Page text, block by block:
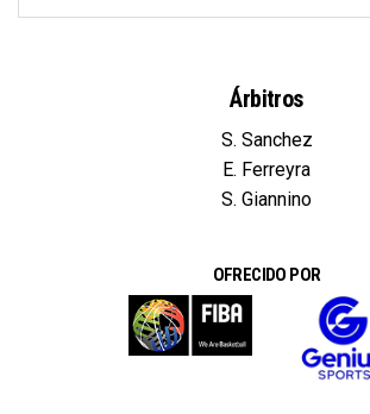
Árbitros
S. Sanchez
E. Ferreyra
S. Giannino
OFRECIDO POR